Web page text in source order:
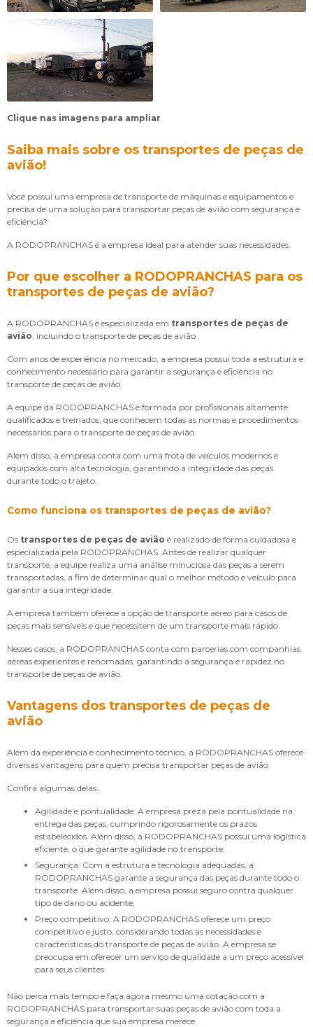
Clique nas imagens para ampliar
Saiba mais sobre os transportes de peças de
avião!
Você possui uma empresa de transporte de máquinas e equipamentos e
precisa de uma solução para transportar peças de avião com segurança e
eficiência?
A RODOPRANCHAS é a empresa ideal para atender suas necessidades.
Por que escolher a RODOPRANCHAS para os
transportes de peças de avião?
A RODOPRANCHAS é especializada em transportes de peças de
avião , incluindo o transporte de peças de avião.
Com anos de experiência no mercado, a empresa possui toda a estrutura e
conhecimento necessário para garantir a segurança e eficiência no
transporte de peças de avião.
A equipe da RODOPRANCHAS é formada por profissionais altamente
qualificados e treinados, que conhecem todas as normas e procedimentos
necessários para o transporte de peças de avião.
Além disso, a empresa conta com uma frota de veículos modernos e
equipados com alta tecnologia, garantindo a integridade das peças
durante todo o trajeto.
Como funciona os transportes de peças de avião?
Os transportes de peças de avião é realizado de forma cuidadosa e
especializada pela RODOPRANCHAS. Antes de realizar qualquer
transporte, a equipe realiza uma análise minuciosa das peças a serem
transportadas, a fim de determinar qual o melhor método e veículo para
garantir a sua integridade.
A empresa também oferece a opção de transporte aéreo para casos de
peças mais sensíveis e que necessitem de um transporte mais rápido.
Nesses casos, a RODOPRANCHAS conta com parcerias com companhias
aéreas experientes e renomadas, garantindo a segurança e rapidez no
transporte de peças de avião.
Vantagens dos transportes de peças de
avião
Além da experiência e conhecimento técnico, a RODOPRANCHAS oferece
diversas vantagens para quem precisa transportar peças de avião.
Confira algumas delas:
Agilidade e pontualidade: A empresa preza pela pontualidade na
entrega das peças, cumprindo rigorosamente os prazos
estabelecidos. Além disso, a RODOPRANCHAS possui uma logística
eficiente, o que garante agilidade no transporte;
Segurança: Com a estrutura e tecnologia adequadas, a
RODOPRANCHAS garante a segurança das peças durante todo o
transporte. Além disso, a empresa possui seguro contra qualquer
tipo de dano ou acidente;
Preço competitivo: A RODOPRANCHAS oferece um preço
competitivo e justo, considerando todas as necessidades e
características do transporte de peças de avião. A empresa se
preocupa em oferecer um serviço de qualidade a um preço acessível
para seus clientes.
Não perca mais tempo e faça agora mesmo uma cotação com a
RODOPRANCHAS para transportar suas peças de avião com toda a
segurança e eficiência que sua empresa merece.